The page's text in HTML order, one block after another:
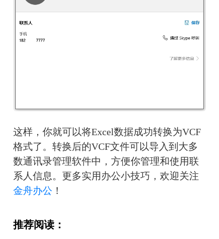
这样，你就可以将Excel数据成功转换为VCF
格式了。转换后的VCF文件可以导入到大多
数通讯录管理软件中，方便你管理和使用联
系人信息。更多实用办公小技巧，欢迎关注
金舟办公 ！
推荐阅读：